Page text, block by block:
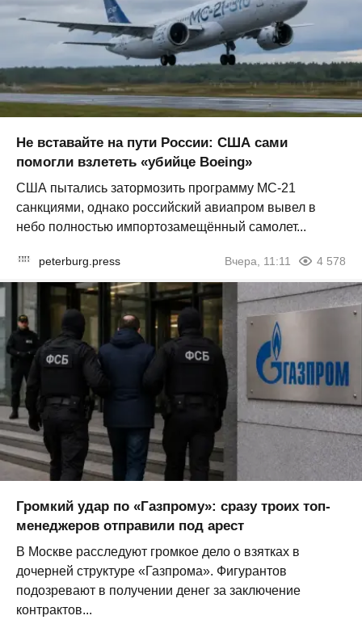
Не вставайте на пути России: США сами
помогли взлететь «убийце Boeing»
США пытались затормозить программу МС-21
санкциями, однако российский авиапром вывел в
небо полностью импортозамещённый самолет...
peterburg.press Вчера, 11:11 4 578
Громкий удар по «Газпрому»: сразу троих топ-
менеджеров отправили под арест
В Москве расследуют громкое дело о взятках в
дочерней структуре «Газпрома». Фигурантов
подозревают в получении денег за заключение
контрактов...